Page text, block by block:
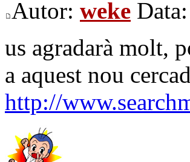
Autor: weke
us agradarà molt,
a aquest nou
http://